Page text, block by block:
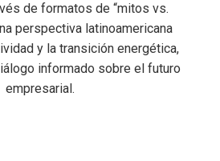
de formatos de “mitos vs.
perspectiva latinoamericana
y la transición energética,
informado sobre el futuro
empresarial.